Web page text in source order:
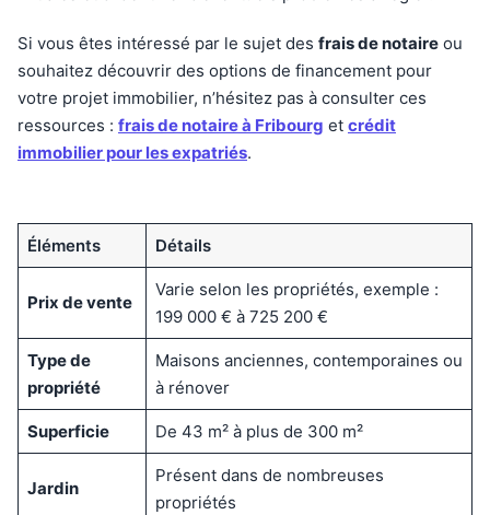
Si vous êtes intéressé par le sujet des frais de notaire ou
souhaitez découvrir des options de financement pour
votre projet immobilier, n’hésitez pas à consulter ces
ressources : frais de notaire à Fribourg et crédit
immobilier pour les expatriés.
Éléments Détails
Prix de vente
Varie selon les propriétés, exemple :
199 000 € à 725 200 €
Type de
propriété
Maisons anciennes, contemporaines ou
à rénover
Superficie De 43 m² à plus de 300 m²
Jardin
Présent dans de nombreuses
propriétés